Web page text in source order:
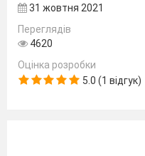
31 жовтня 2021
Переглядів
4620
Оцінка розробки
5.0 (1 відгук)